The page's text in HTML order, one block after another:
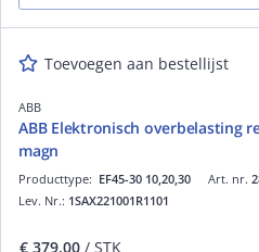
Toevoegen aan bestellijst
ABB
ABB Elektronisch overbelasting
magn
Art. nr.
Producttype: EF45-30 10,20,30
Lev. Nr.: 1SAX221001R1101
€ 379,00 / STK